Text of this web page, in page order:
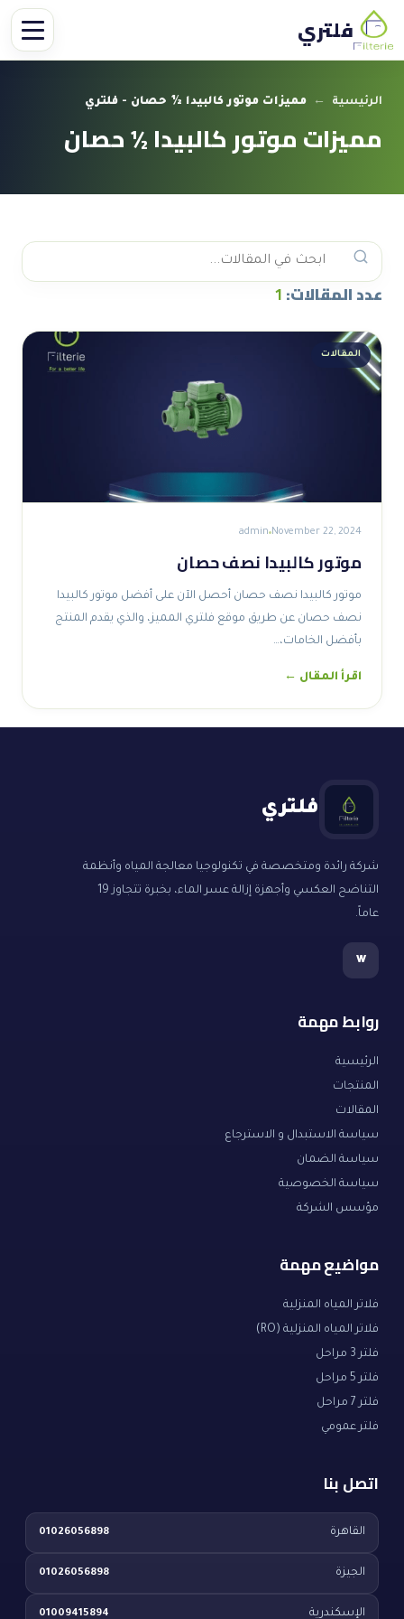
فلتري
الرئيسية ← مميزات موتور كالبيدا ½ حصان - فلتري
مميزات موتور كالبيدا ½ حصان
عدد المقالات:1
المقالات
November 22, 2024
admin
موتور كالبيدا نصف حصان
موتور كالبيدا نصف حصان أحصل الآن على أفضل موتور كالبيدا
نصف حصان عن طريق موقع فلتري المميز، والذي يقدم المنتج
بأفضل الخامات،…
اقرأ المقال ←
فلتري
شركة رائدة ومتخصصة في تكنولوجيا معالجة المياه وأنظمة
التناضح العكسي وأجهزة إزالة عسر الماء، بخبرة تتجاوز 19
عاماً.
w
روابط مهمة
الرئيسية
المنتجات
المقالات
سياسة الاستبدال و الاسترجاع
سياسة الضمان
سياسة الخصوصية
مؤسس الشركة
مواضيع مهمة
فلاتر المياه المنزلية
فلاتر المياه المنزلية (RO)
فلتر 3 مراحل
فلتر 5 مراحل
فلتر 7 مراحل
فلتر عمومي
اتصل بنا
القاهرة 01026056898
الجيزة 01026056898
الإسكندرية 01009415894